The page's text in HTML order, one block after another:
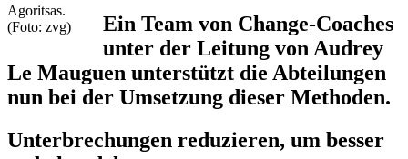
Agoritsas.
(Foto: zvg)
Ein Team von Change-Coaches
unter der Leitung von Audrey
Le Mauguen unterstützt die Abteilungen
nun bei der Umsetzung dieser Methoden.
Unterbrechungen reduzieren, um besser